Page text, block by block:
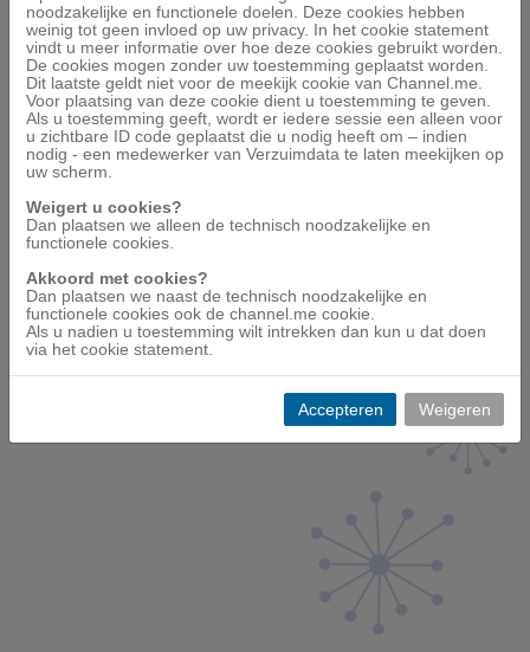
Mededelingen
© Verzuimdata - 2026 | Alle rechten voorbehouden |
|Disclaimer|Cookiestatement| ID:
noodzakelijke en functionele doelen. Deze cookies hebben
weinig tot geen invloed op uw privacy. In het cookie statement
vindt u meer informatie over hoe deze cookies gebruikt worden.
De cookies mogen zonder uw toestemming geplaatst worden.
Dit laatste geldt niet voor de meekijk cookie van Channel.me.
Voor plaatsing van deze cookie dient u toestemming te geven.
Als u toestemming geeft, wordt er iedere sessie een alleen voor
u zichtbare ID code geplaatst die u nodig heeft om – indien
nodig - een medewerker van Verzuimdata te laten meekijken op
uw scherm.
Weigert u cookies?
Dan plaatsen we alleen de technisch noodzakelijke en
functionele cookies.
Akkoord met cookies?
Dan plaatsen we naast de technisch noodzakelijke en
functionele cookies ook de channel.me cookie.
Als u nadien u toestemming wilt intrekken dan kun u dat doen
via het cookie statement.
Accepteren Weigeren